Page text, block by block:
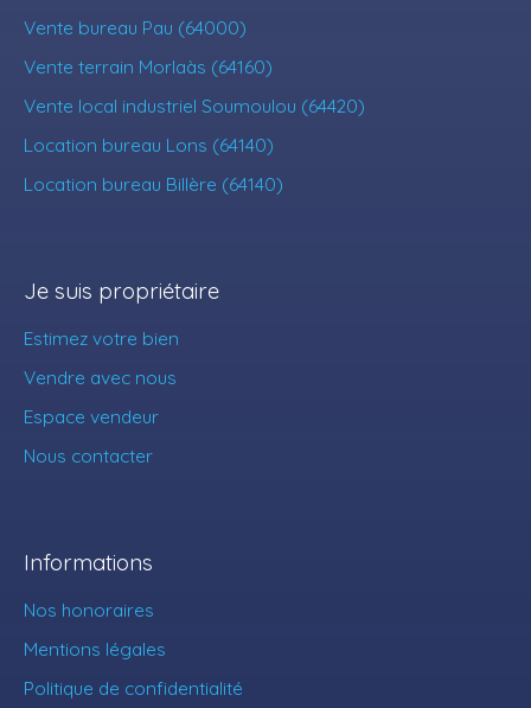
Vente bureau Pau (64000)
Vente terrain Morlaàs (64160)
Vente local industriel Soumoulou (64420)
Location bureau Lons (64140)
Location bureau Billère (64140)
Je suis propriétaire
Estimez votre bien
Vendre avec nous
Espace vendeur
Nous contacter
Informations
Nos honoraires
Mentions légales
Politique de confidentialité